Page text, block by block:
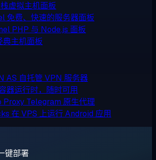
虚拟主机面板
免费、快速的服务器面板
PHP 与 Node.js 面板
典主机面板
AS 自托管 VPN 服务器
器运行时，随时可用
Proxy Telegram 原生代理
在 VPS 上运行 Android 应用
键部署